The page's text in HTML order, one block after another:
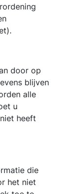
door op
blijven
alle
u
heeft
die
het niet